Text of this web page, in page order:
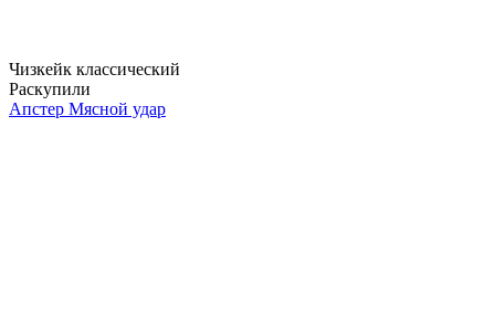
Чизкейк классический
Раскупили
Апстер Мясной удар